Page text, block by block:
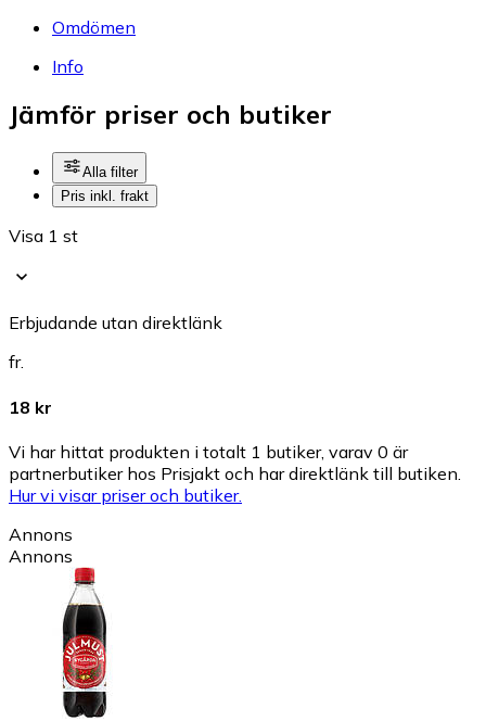
Omdömen
Info
Jämför priser och butiker
Alla filter
Pris inkl. frakt
Visa 1 st
Erbjudande utan direktlänk
fr.
18 kr
Vi har hittat produkten i totalt 1 butiker, varav 0 är
partnerbutiker hos Prisjakt och har direktlänk till butiken.
Hur vi visar priser och butiker.
Annons
Annons